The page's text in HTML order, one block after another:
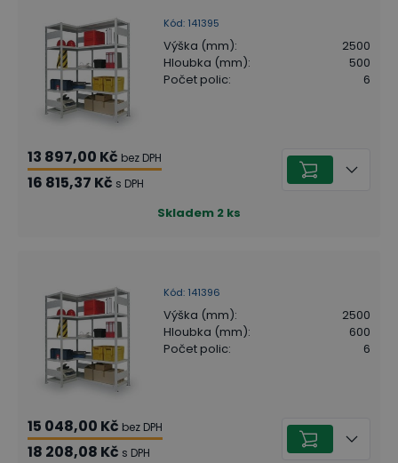
Kód: 141395
Výška (mm):
2500
Hloubka (mm):
500
Počet polic: 6
13 897,00 Kč bez DPH
16 815,37 Kč s DPH
Skladem 2 ks
Kód: 141396
Výška (mm):
2500
Hloubka (mm):
600
Počet polic: 6
15 048,00 Kč bez DPH
18 208,08 Kč s DPH